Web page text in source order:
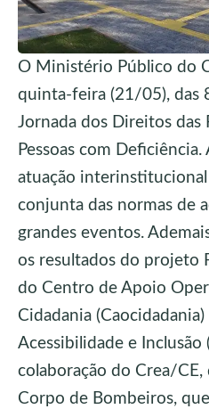
O Ministério Público do
quinta-feira (21/05), das
Jornada dos Direitos das
Pessoas com
atuação interinstitucional
conjunta das normas de
grandes eventos.
os resultados do projeto
do Centro de Apoio
Cidadania
Acessibilidade e Inclusão
colaboração do Crea/
Corpo de Bombeiros,